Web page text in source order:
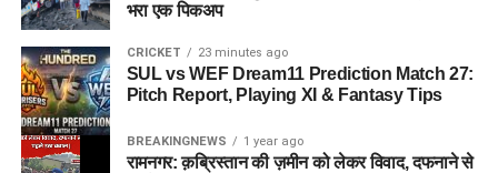
भरा एक पिकअप
CRICKET 23 minutes ago
SUL vs WEF Dream11 Prediction Match 27:
Pitch Report, Playing XI & Fantasy Tips
BREAKINGNEWS 1 year ago
रामनगर: क़ब्रिस्तान की ज़मीन को लेकर विवाद, दफनाने से